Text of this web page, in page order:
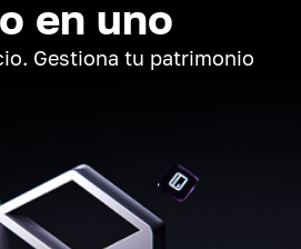
en uno
Gestiona tu patrimonio